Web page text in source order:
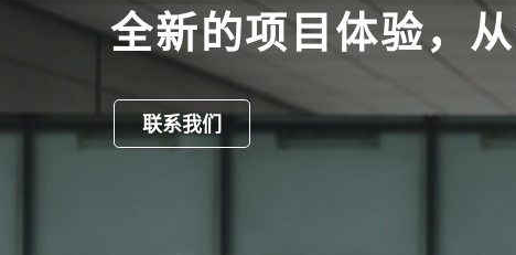
全新的项目体验，从
联系我们